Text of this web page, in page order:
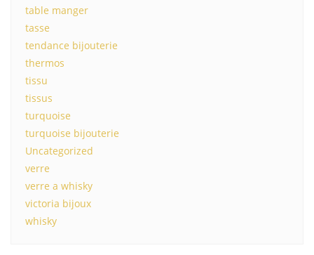
table manger
tasse
tendance bijouterie
thermos
tissu
tissus
turquoise
turquoise bijouterie
Uncategorized
verre
verre a whisky
victoria bijoux
whisky